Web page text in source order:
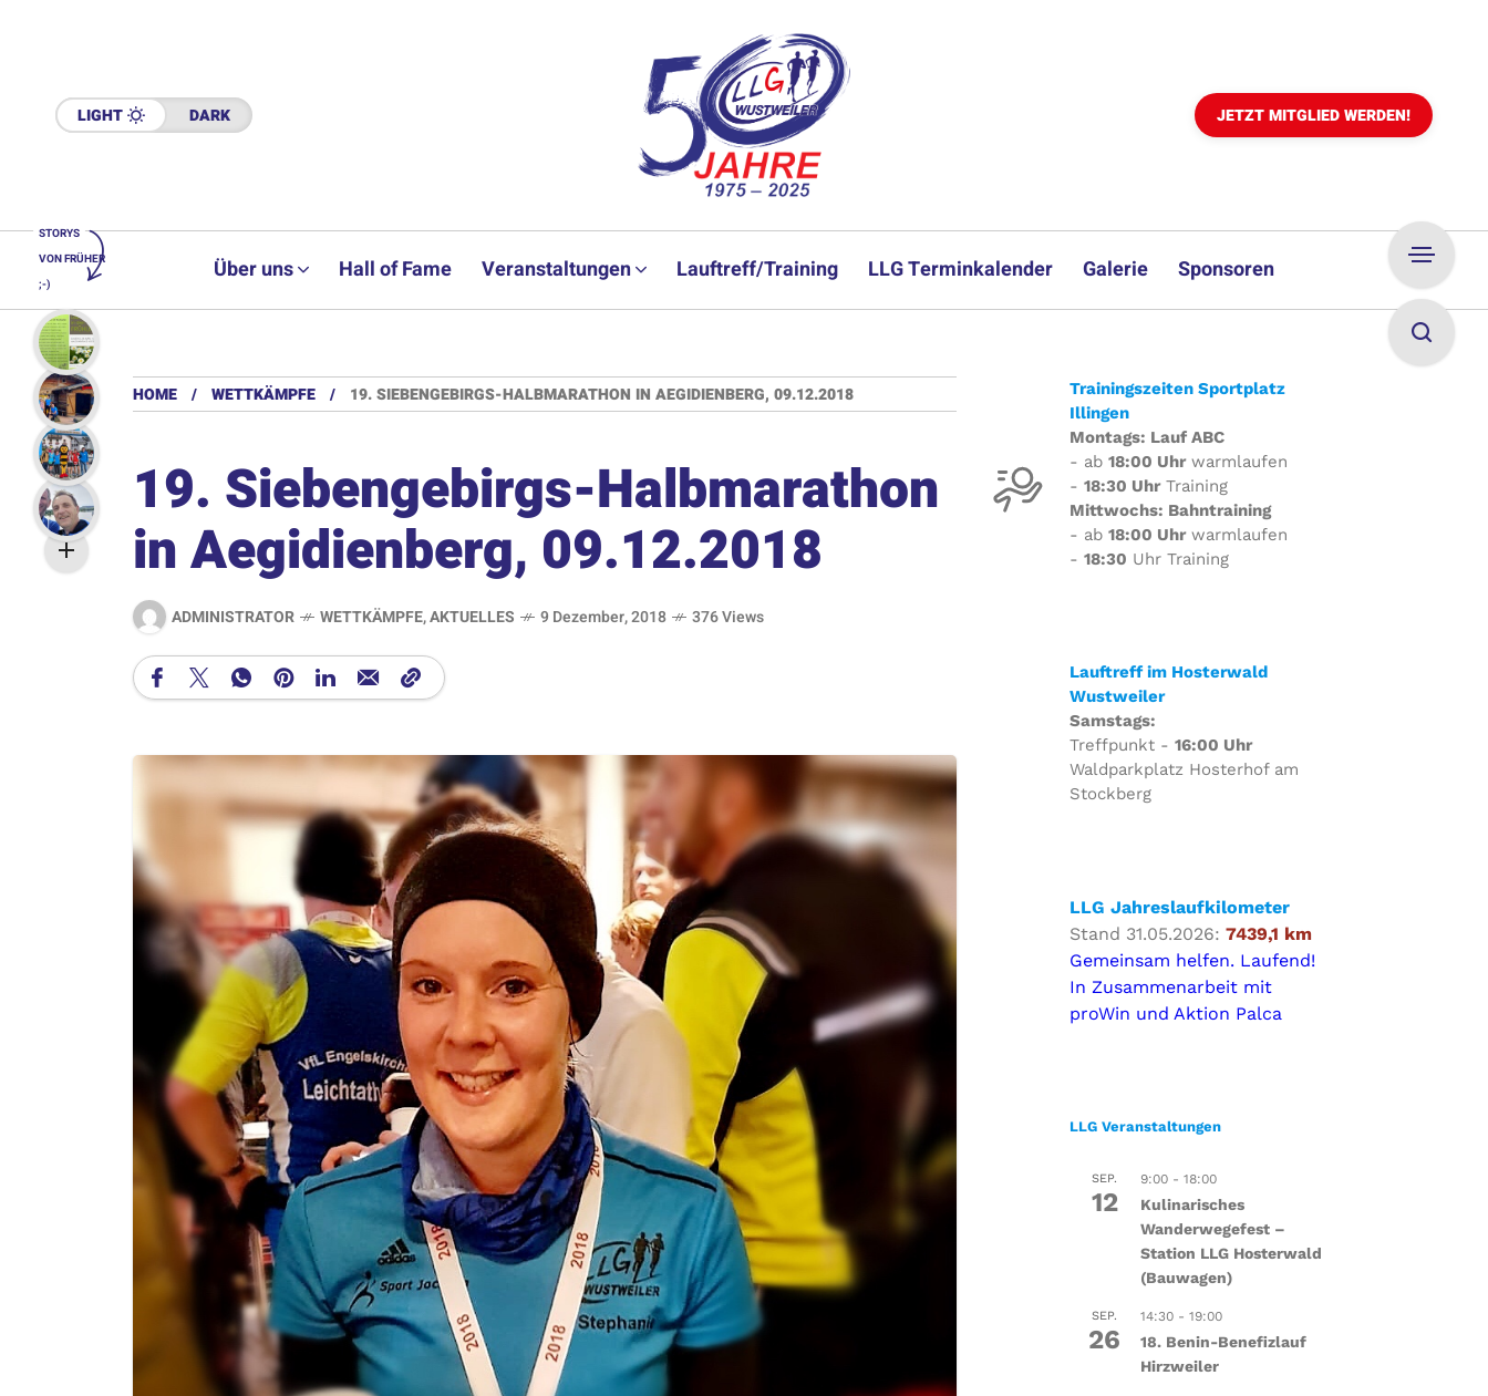
LIGHT DARK JETZT MITGLIED WERDEN!
Über uns Hall of Fame Veranstaltungen Lauftreff/Training LLG Terminkalender Galerie Sponsoren
HOME WETTKÄMPFE 19. SIEBENGEBIRGS-HALBMARATHON IN AEGIDIENBERG, 09.12.2018
19. Siebengebirgs-Halbmarathon
in Aegidienberg, 09.12.2018
ADMINISTRATOR WETTKÄMPFE,AKTUELLES 9 Dezember, 2018 376 Views
Trainingszeiten Sportplatz
Illingen
Montags: Lauf ABC
- ab 18:00 Uhrwarmlaufen
- 18:30 UhrTraining
Mittwochs: Bahntraining
- ab 18:00 Uhrwarmlaufen
- 18:30 Uhr Training
Lauftreff im Hosterwald
Wustweiler
Samstags:
Treffpunkt - 16:00 Uhr
Waldparkplatz Hosterhof am
Stockberg
LLG Jahreslaufkilometer
Stand 31.05.2026: 7439,1 km
Gemeinsam helfen. Laufend!
In Zusammenarbeit mit
proWin und Aktion Palca
LLG Veranstaltungen
SEP.
12
9:00- 18:00
Kulinarisches
Wanderwegefest –
Station LLG Hosterwald
(Bauwagen)
SEP.
26
14:30- 19:00
18. Benin-Benefizlauf
Hirzweiler
STORYS
VON FRÜHER
;-)